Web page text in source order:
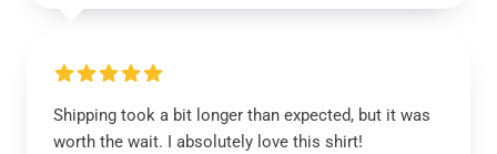
Shipping took a bit longer than expected, but it was
worth the wait. I absolutely love this shirt!